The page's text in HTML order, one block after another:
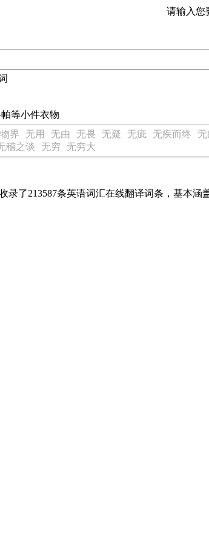
请输入您
等小件衣物
界 无用 无由 无畏 无疑 无疵 无疾而终
稽之谈 无穷 无穷大
录了213587条英语词汇在线翻译词条，基本